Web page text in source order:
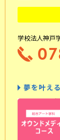
学校法人神戸
夢を叶え